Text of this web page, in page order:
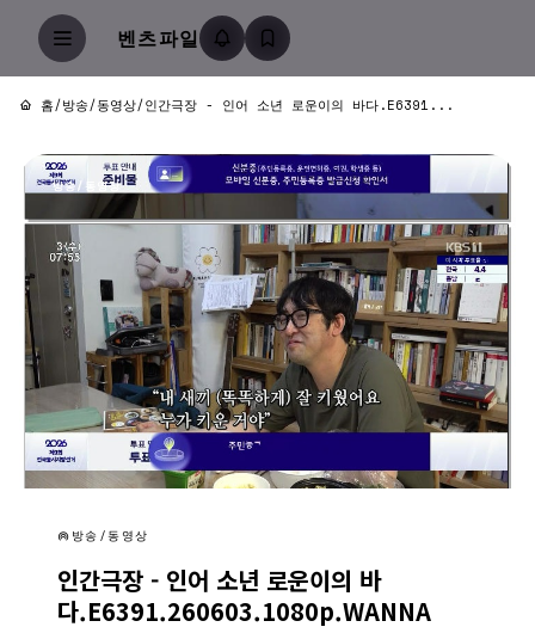
벤츠파일
홈/방송/동영상/인간극장 - 인어 소년 로운이의 바다.E6391...
방송/동영상
방송/동영상
인간극장 - 인어 소년 로운이의 바
다.E6391.260603.1080p.WANNA